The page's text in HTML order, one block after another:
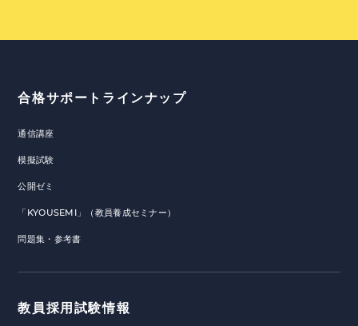
合格サポートラインナップ
通信講座
模擬試験
公開ゼミ
「KYOUSEMI」（教員養成セミナー）
問題集・参考書
教員採用試験情報